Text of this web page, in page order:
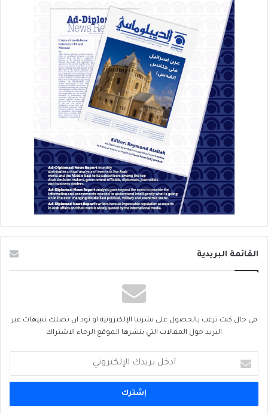
القائمة البريدية
في حال كنت ترغب بالحصول على نشرتنا الإلكترونية او تود ان تصلك تنبيهات عبر
البريد حول المقالات التي ينشرها الموقع الرجاء الاشتراك
بريدك
الإلكتروني